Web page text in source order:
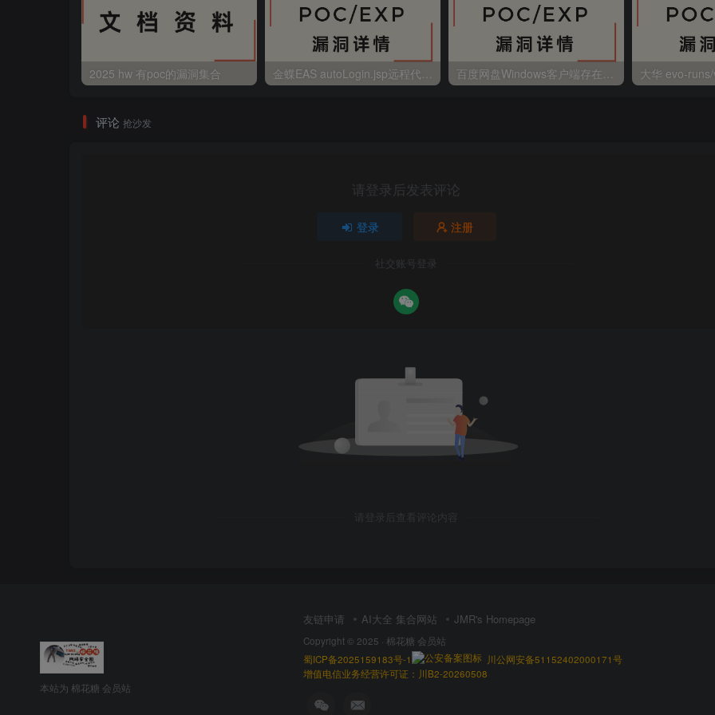
2025 hw 有poc的漏洞集合
评论 抢沙发
请登录后发表评论
登录 注册
社交账号登录
请登录后查看评论内容
本站为 棉花糖 会员站
友链申请 AI大全 集合网站 JMR's Homepage
Copyright © 2025 · 棉花糖 会员站
蜀ICP备2025159183号-1
川公网安备51152402000171号
增值电信业务经营许可证：川B2-20260508